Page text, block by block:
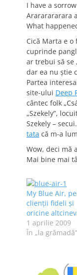
I have a
Arararararara
What
Cică Marta e o
cuprinde
ar trebui să se
dar ea nu ştie
Partea
site-ului Deep
cântec folk
„Szekely”,
Szekely –
tata că m-a
Wow, deci mă
Mai bine mai
My Blue Air,
clienţii fideli şi
oricine
1 aprilie 2009
În „la grămadă”